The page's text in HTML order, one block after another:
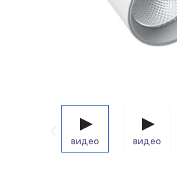
видео видео